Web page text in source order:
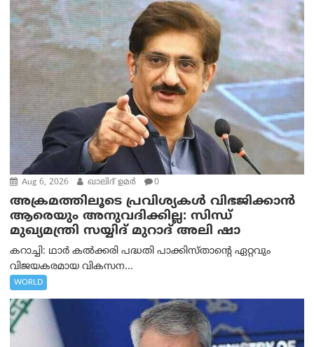
Aug 6, 2026 ഖാലിദ് ഉമര്‍ 0
അക്രമത്തിലൂടെ പ്രവിശ്യകൾ വിഭജിക്കാൻ
ആരെയും അനുവദിക്കില്ല: സിന്ധ്
മുഖ്യമന്ത്രി സയ്യിദ് മുറാദ് അലി ഷാ
കറാച്ചി: ഥാർ കൽക്കരി പദ്ധതി പാക്കിസ്താന്റെ ഏറ്റവും
വിജയകരമായ വികസന...
WORLD